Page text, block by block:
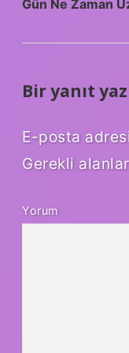
Gün Ne Zaman
Bir yanıt
E-posta
Gerekli alanlar
Yorum